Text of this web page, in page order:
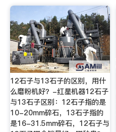
12石子与13石子的区别，用什
么磨粉机好？-红星机器12石子
与13石子区别：12石子指的是
10-20mm碎石，13石子指的
是16-31.5mm碎石，12石子与